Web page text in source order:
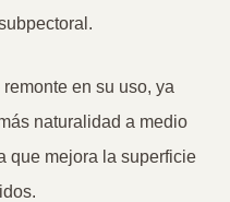
en su uso, ya
naturalidad a medio
que mejora la superficie